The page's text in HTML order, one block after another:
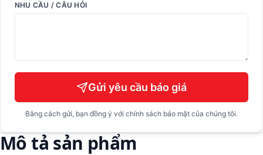
NHU CẦU / CÂU HỎI
Gửi yêu cầu báo giá
Bằng cách gửi, bạn đồng ý với chính sách bảo mật của chúng tôi.
Mô tả sản phẩm